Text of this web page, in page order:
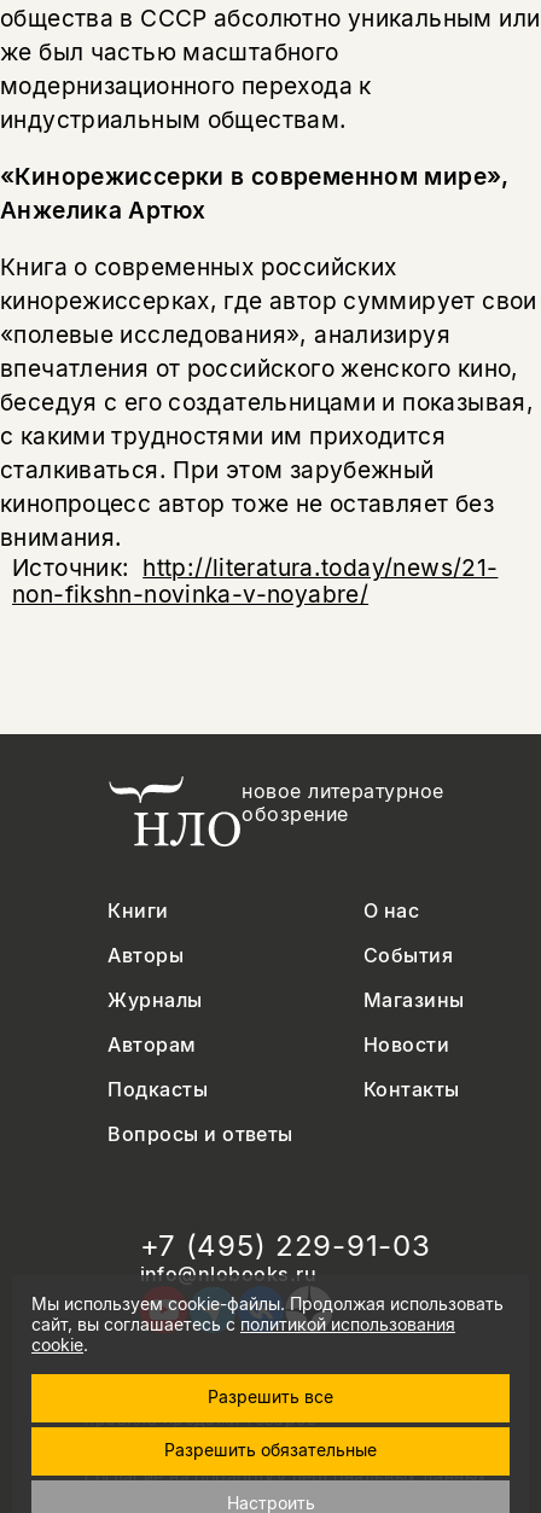
общества в СССР абсолютно уникальным или
же был частью масштабного
модернизационного перехода к
индустриальным обществам.
«Кинорежиссерки в современном мире»,
Анжелика Артюх
Книга о современных российских
кинорежиссерках, где автор суммирует свои
«полевые исследования», анализируя
впечатления от российского женского кино,
беседуя с его создательницами и показывая,
с какими трудностями им приходится
сталкиваться. При этом зарубежный
кинопроцесс автор тоже не оставляет без
внимания.
Источник: http://literatura.today/news/21-
non-fikshn-novinka-v-noyabre/
новое литературное
обозрение
Книги
О нас
Авторы
События
Журналы
Магазины
Авторам
Новости
Подкасты
Контакты
Вопросы и ответы
+7 (495) 229-91-03
info@nlobooks.ru
© Новое литературное обозрение. 2026
правила продажи товаров
политика использования cookie
согласие на обработку персональных данных
дизайн Дмитрия Черногаева
Мы используем cookie-файлы. Продолжая использовать
сайт, вы соглашаетесь сполитикой использования
cookie.
Разрешить все
Разрешить обязательные
Настроить